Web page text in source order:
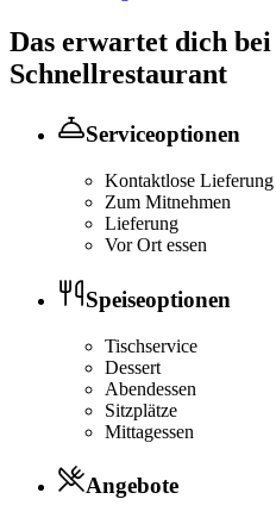
Das erwartet dich bei
Schnellrestaurant
Serviceoptionen
Kontaktlose Lieferung
Zum Mitnehmen
Lieferung
Vor Ort essen
Speiseoptionen
Tischservice
Dessert
Abendessen
Sitzplätze
Mittagessen
Angebote